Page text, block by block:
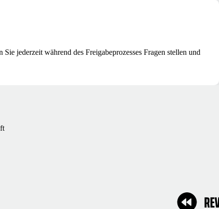
jederzeit während des Freigabeprozesses Fragen stellen und